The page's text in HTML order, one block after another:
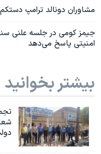
مشاوران دونالد ترامپ دستکم در ۱۸ مورد با روسیه ارتباط
جیمز کومی در جلسه علنی
امنیتی پاسخ می‌دهد
بیشتر بخوانید